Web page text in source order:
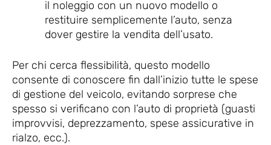
il noleggio con un nuovo modello o
restituire semplicemente l’auto, senza
dover gestire la vendita dell’usato.
Per chi cerca flessibilità, questo modello
consente di conoscere fin dall’inizio tutte le spese
di gestione del veicolo, evitando sorprese che
spesso si verificano con l’auto di proprietà (guasti
improvvisi, deprezzamento, spese assicurative in
rialzo, ecc.).